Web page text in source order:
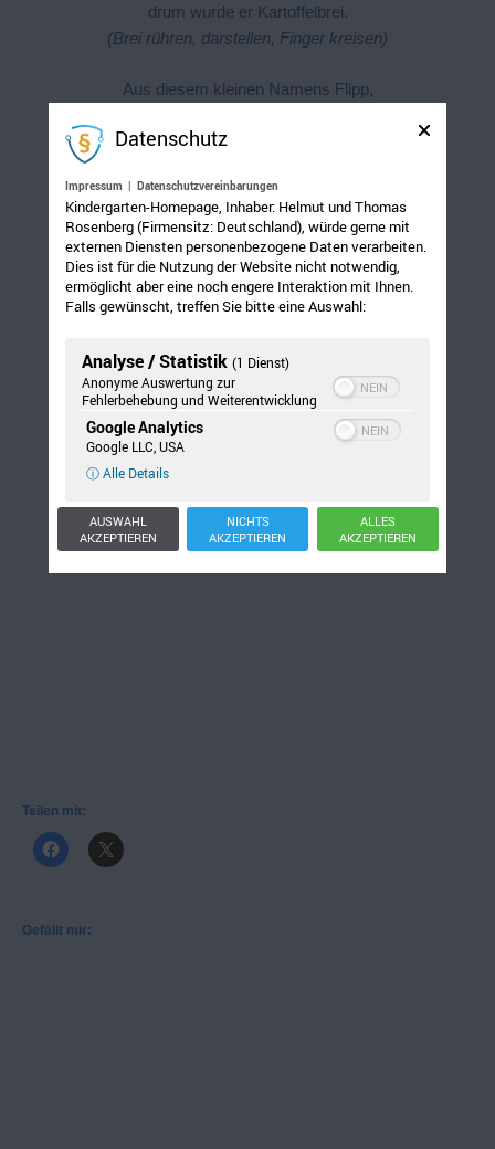
drum wurde er Kartoffelbrei.
(Brei rühren, darstellen, Finger kreisen)
Aus diesem kleinen Namens Flipp,
(Aufheben und essen)
Nun rutschen alle Fünfe munter,
schnell in unseren Bauch herunter.
(Ganze Hand Krabbelbewegung zum Bauch)
Teilen mit:
Gefällt mir:
Datenschutz
Impressum | Datenschutzvereinbarungen
Kindergarten-Homepage, Inhaber: Helmut und Thomas
Rosenberg (Firmensitz: Deutschland), würde gerne mit
externen Diensten personenbezogene Daten verarbeiten.
Dies ist für die Nutzung der Website nicht notwendig,
ermöglicht aber eine noch engere Interaktion mit Ihnen.
Falls gewünscht, treffen Sie bitte eine Auswahl:
Analyse / Statistik (1 Dienst)
Anonyme Auswertung zur
Fehlerbehebung und Weiterentwicklung
Google Analytics
Google LLC, USA
ⓘ Alle Details
AUSWAHL
AKZEPTIEREN
NICHTS
AKZEPTIEREN
ALLES
AKZEPTIEREN